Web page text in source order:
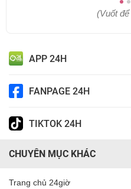
(Vuốt
APP 24H
FANPAGE 24H
TIKTOK 24H
CHUYÊN MỤC KHÁC
Trang chủ 24giờ